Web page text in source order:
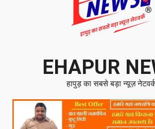
EHAPUR
हापुड़ का सबसे बड़ा न्यूज़